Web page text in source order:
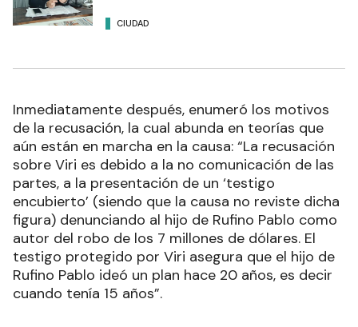
CIUDAD
Inmediatamente después, enumeró los motivos
de la recusación, la cual abunda en teorías que
aún están en marcha en la causa: “La recusación
sobre Viri es debido a la no comunicación de las
partes, a la presentación de un ‘testigo
encubierto’ (siendo que la causa no reviste dicha
figura) denunciando al hijo de Rufino Pablo como
autor del robo de los 7 millones de dólares. El
testigo protegido por Viri asegura que el hijo de
Rufino Pablo ideó un plan hace 20 años, es decir
cuando tenía 15 años”.